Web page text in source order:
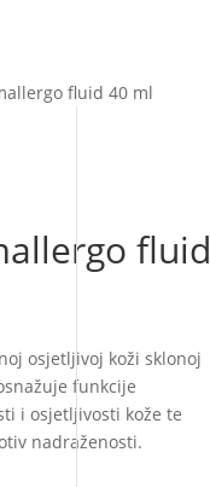
fluid 40 ml
fluid
osjetljivoj koži sklonoj
funkcije
i osjetljivosti kože te
nadraženosti.